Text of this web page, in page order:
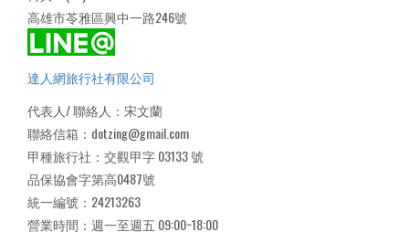
高雄市苓雅區興中一路246號
達人網旅行社有限公司
代表人/ 聯絡人：宋文蘭
聯絡信箱：dotzing@gmail.com
甲種旅行社：交觀甲字 03133 號
品保協會字第高0487號
統一編號：24213263
營業時間：週一至週五 09:00~18:00